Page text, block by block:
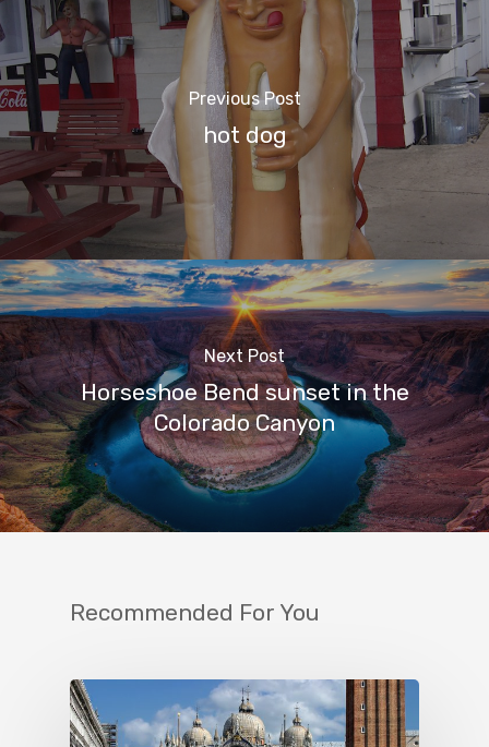
Previous Post
hot dog
Next Post
Horseshoe Bend sunset in the
Colorado Canyon
Recommended For You